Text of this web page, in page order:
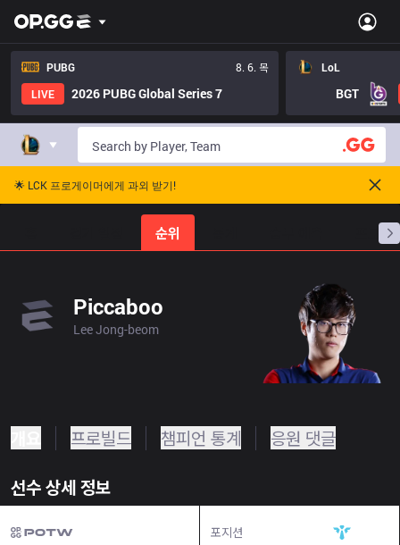
PUBG
8. 6. 목
LIVE
2026 PUBG Global Series 7
LoL
BGT
🌟 LCK 프로게이머에게 과외 받기!
순위 프로빌
Piccaboo
Lee Jong-beom
프로빌드 챔피언 통계 응원 댓글
선수 상세 정보
포지션